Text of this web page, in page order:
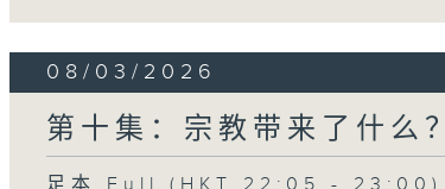
08/03/2026
第十集：宗教带来了什么？